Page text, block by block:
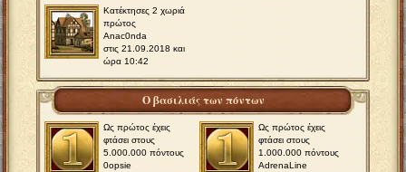
Κατέκτησες 2 χωριά
πρώτος
Anac0nda
στις 21.09.2018 και
ώρα 10:42
Ο βασιλιάς των πόντων
Ως πρώτος έχεις
φτάσει στους
5.000.000 πόντους
0opsie
Ως πρώτος έχεις
φτάσει στους
1.000.000 πόντους
AdrenaLine